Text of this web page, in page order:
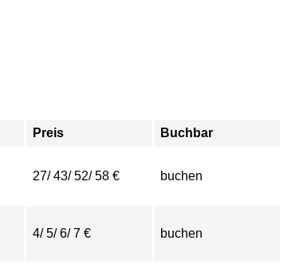
Preis Buchbar
27/ 43/ 52/ 58 € buchen
4/ 5/ 6/ 7 € buchen